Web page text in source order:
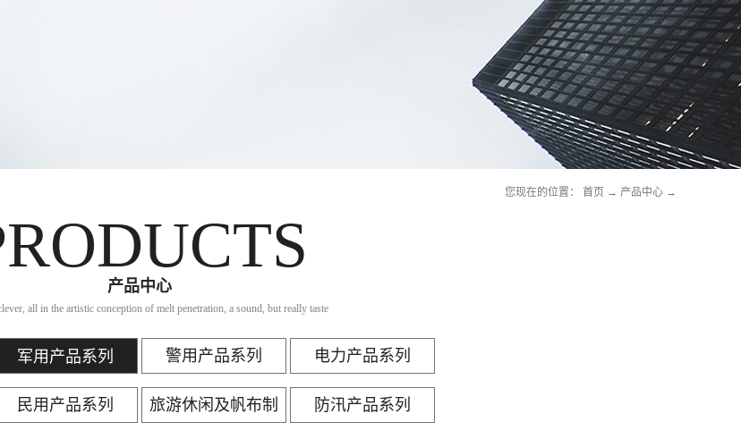
您现在的位置： 首页 → 产品中心 →
产品中心
all in the artistic conception of melt penetration, a sound, but really taste
军用产品系列 警用产品系列 电力产品系列
民用产品系列
旅游休闲及帆布制
防汛产品系列